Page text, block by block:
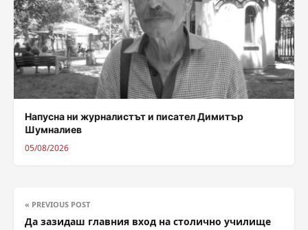
Напусна ни журналистът и писател Димитър
Шумналиев
05/08/2026
« PREVIOUS POST
Да зазидаш главния вход на столично училище